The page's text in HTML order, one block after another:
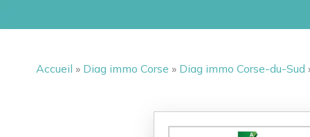
Accueil » Diag immo Corse » Diag immo Corse-du-Sud